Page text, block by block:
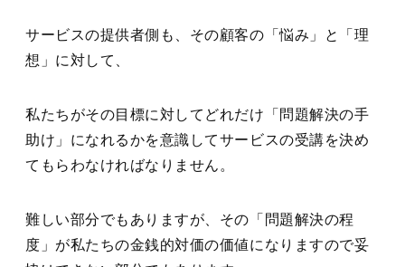
サービスの提供者側も、その顧客の「悩み」と「理
想」に対して、
私たちがその目標に対してどれだけ「問題解決の手
助け」になれるかを意識してサービスの受講を決め
てもらわなければなりません。
難しい部分でもありますが、その「問題解決の程
度」が私たちの金銭的対価の価値になりますので妥